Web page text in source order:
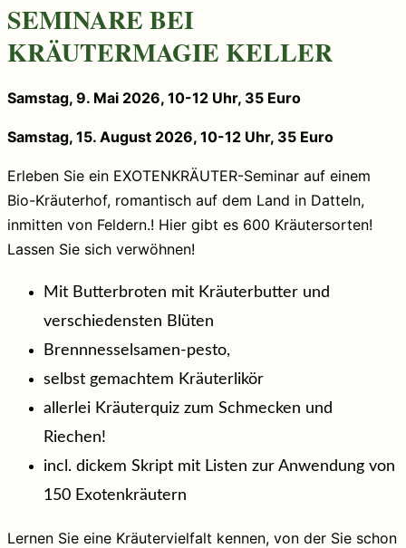
SEMINARE BEI
KRÄUTERMAGIE KELLER
Samstag, 9. Mai 2026, 10-12 Uhr, 35 Euro
Samstag, 15. August 2026, 10-12 Uhr, 35 Euro
Erleben Sie ein EXOTENKRÄUTER-Seminar auf einem
Bio-Kräuterhof, romantisch auf dem Land in Datteln,
inmitten von Feldern.! Hier gibt es 600 Kräutersorten!
Lassen Sie sich verwöhnen!
Mit Butterbroten mit Kräuterbutter und
verschiedensten Blüten
Brennnesselsamen-pesto,
selbst gemachtem Kräuterlikör
allerlei Kräuterquiz zum Schmecken und
Riechen!
incl. dickem Skript mit Listen zur Anwendung von
150 Exotenkräutern
Lernen Sie eine Kräutervielfalt kennen, von der Sie schon